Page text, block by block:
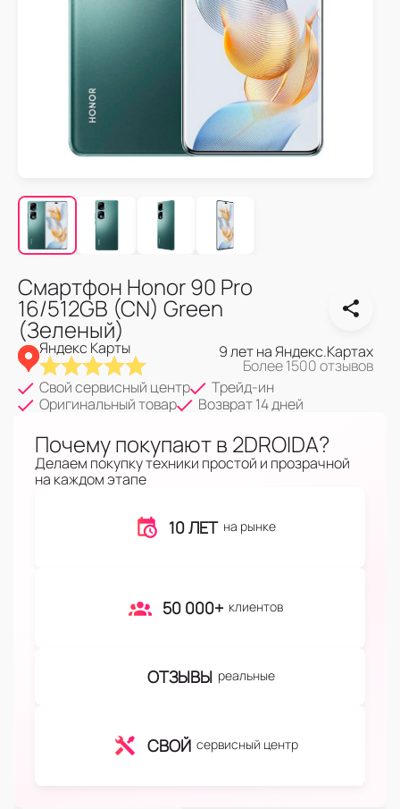
Смартфон Honor 90 Pro
16/512GB (CN) Green
(Зеленый)
Яндекс Карты 9 лет на Яндекс.Картах
Более 1500 отзывов
Свой сервисный центр
Трейд-ин
Оригинальный товар
Возврат 14 дней
Почему покупают в 2DROIDA?
Делаем покупку техники простой и прозрачной
на каждом этапе
10 ЛЕТ на рынке
50 000+ клиентов
ОТЗЫВЫ реальные
СВОЙ сервисный центр